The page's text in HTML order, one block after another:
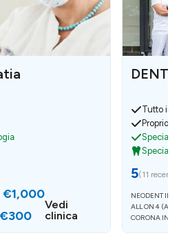
€1,000
€300
Vedi
clinica
Tutto in
Proprio
5(11
NEODENT
ALL ON 4
CORONA IN